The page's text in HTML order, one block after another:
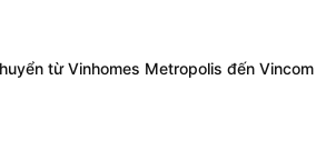
từ Vinhomes Metropolis đến Vincom